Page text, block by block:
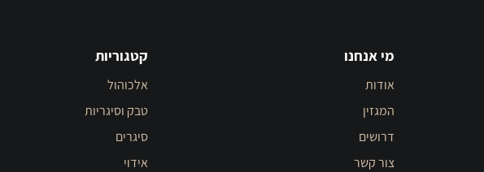
מי אנחנו
אודות
המגזין
דרושים
צור קשר
קטגוריות
אלכוהול
טבק וסיגריות
סיגרים
אידוי